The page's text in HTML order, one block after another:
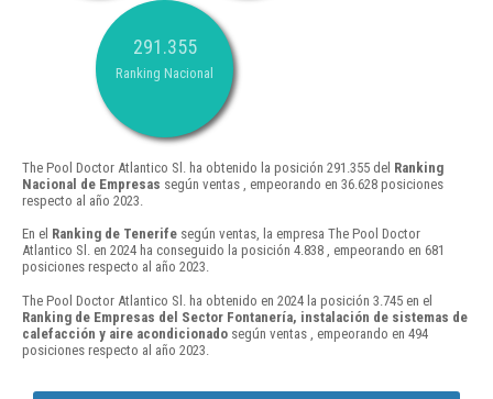
291.355
Ranking Nacional
The Pool Doctor Atlantico Sl. ha obtenido la posición 291.355 del Ranking
Nacional de Empresas según ventas , empeorando en 36.628 posiciones
respecto al año 2023.
En el Ranking de Tenerife según ventas, la empresa The Pool Doctor
Atlantico Sl. en 2024 ha conseguido la posición 4.838 , empeorando en 681
posiciones respecto al año 2023.
The Pool Doctor Atlantico Sl. ha obtenido en 2024 la posición 3.745 en el
Ranking de Empresas del Sector Fontanería, instalación de sistemas de
calefacción y aire acondicionado según ventas , empeorando en 494
posiciones respecto al año 2023.